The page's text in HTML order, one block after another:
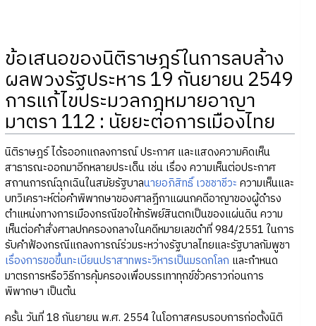
ข้อเสนอของนิติราษฎร์ในการลบล้าง
ผลพวงรัฐประหาร 19 กันยายน 2549
การแก้ไขประมวลกฎหมายอาญา
มาตรา 112 : นัยยะต่อการเมืองไทย
นิติราษฎร์ ได้รออกแถลงการณ์ ประกาศ และแสดงความคิดเห็น
สาธารณะออกมาอีกหลายประเด็น เช่น เรื่อง ความเห็นต่อประกาศ
สถานการณ์ฉุกเฉินในสมัยรัฐบาลนายอภิสิทธิ์ เวชชาชีวะ ความเห็นและ
บทวิเคราะห์ต่อคำพิพากษาของศาลฎีกาแผนกคดีอาญาของผู้ดำรง
ตำแหน่งทางการเมืองกรณีขอให้ทรัพย์สินตกเป็นของแผ่นดิน ความ
เห็นต่อคำสั่งศาลปกครองกลางในคดีหมายเลขดำที่ 984/2551 ในการ
รับคำฟ้องกรณีแถลงการณ์ร่วมระหว่างรัฐบาลไทยและรัฐบาลกัมพูชา
เรื่องการขอขึ้นทะเบียนปราสาทพระวิหารเป็นมรดกโลก และกำหนด
มาตรการหรือวิธีการคุ้มครองเพื่อบรรเทาทุกข์ชั่วคราวก่อนการ
พิพากษา เป็นต้น
ครั้น วันที่ 18 กันยายน พ.ศ. 2554 ในโอกาสครบรอบการก่อตั้งนิติ